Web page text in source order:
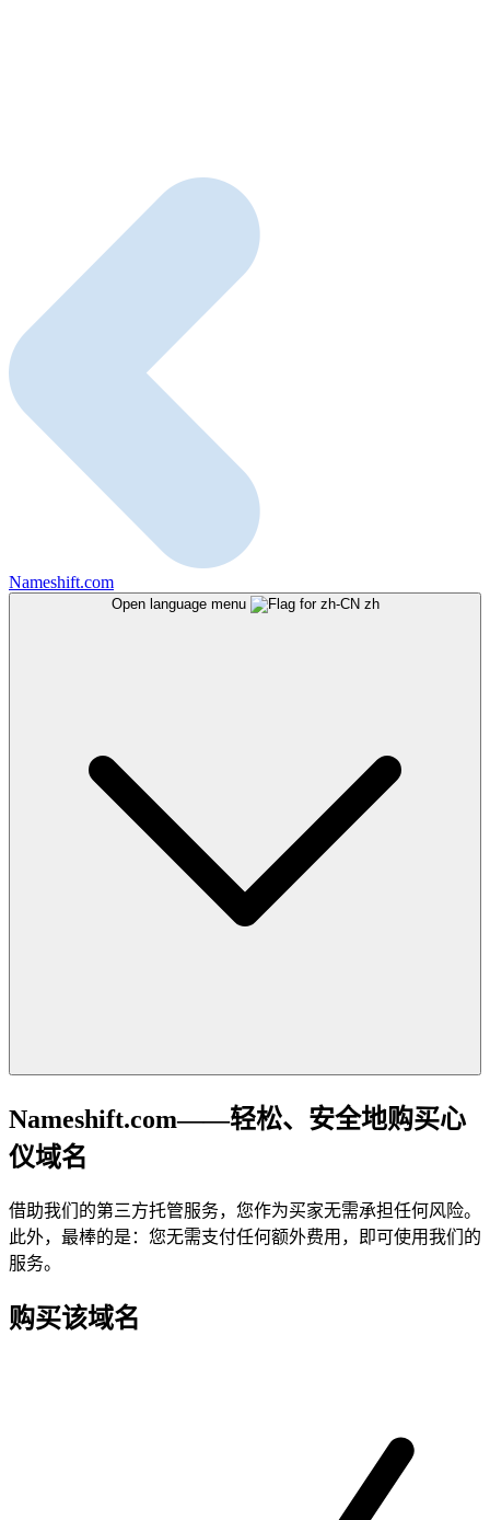
Nameshift.com
Open language menu zh
Nameshift.com——轻松、安全地购买心
仪域名
借助我们的第三方托管服务，您作为买家无需承担任何风险。
此外，最棒的是：您无需支付任何额外费用，即可使用我们的
服务。
购买该域名